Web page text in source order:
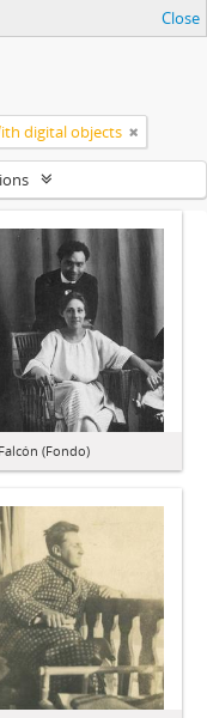
Close
digital objects
(Fondo)